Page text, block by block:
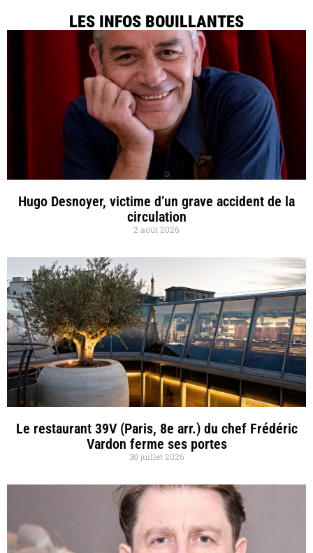
LES INFOS BOUILLANTES
Hugo Desnoyer, victime d’un grave accident de la
circulation
2 août 2026
Le restaurant 39V (Paris, 8e arr.) du chef Frédéric
Vardon ferme ses portes
30 juillet 2026